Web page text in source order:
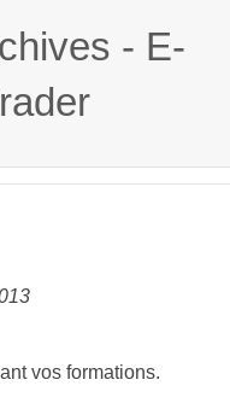
- E-
vos formations.